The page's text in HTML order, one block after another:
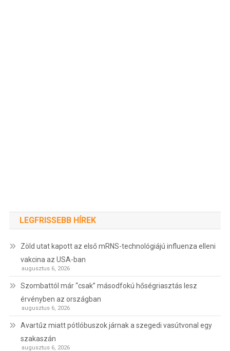
LEGFRISSEBB HÍREK
Zöld utat kapott az első mRNS-technológiájú influenza elleni
vakcina az USA-ban
augusztus 6, 2026
Szombattól már “csak” másodfokú hőségriasztás lesz
érvényben az országban
augusztus 6, 2026
Avartűz miatt pótlóbuszok járnak a szegedi vasútvonal egy
szakaszán
augusztus 6, 2026